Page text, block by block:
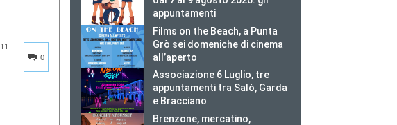
0
11
appuntamenti
Films on the Beach, a Punta
Grò sei domeniche di cinema
all’aperto
Associazione 6 Luglio, tre
appuntamenti tra Salò, Garda
e Bracciano
Brenzone, mercatino,